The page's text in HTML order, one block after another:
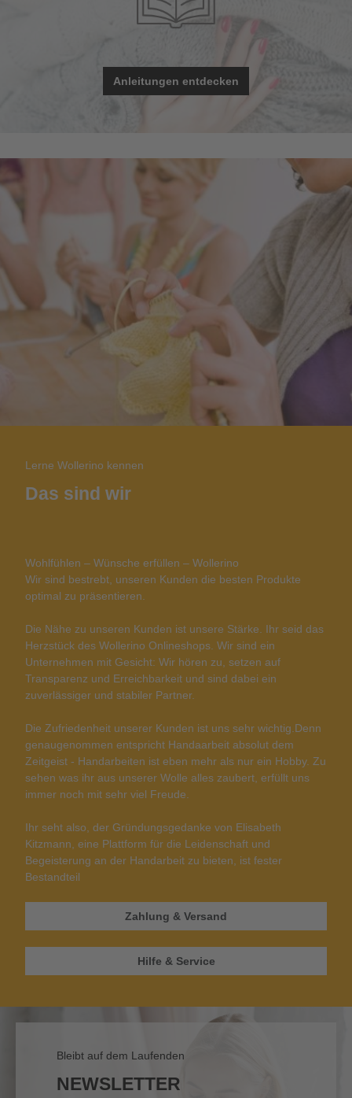
Anleitungen entdecken
Lerne Wollerino kennen
Das sind wir
Wohlfühlen – Wünsche erfüllen – Wollerino
Wir sind bestrebt, unseren Kunden die besten Produkte
optimal zu präsentieren.
Die Nähe zu unseren Kunden ist unsere Stärke. Ihr seid das
Herzstück des Wollerino Onlineshops. Wir sind ein
Unternehmen mit Gesicht: Wir hören zu, setzen auf
Transparenz und Erreichbarkeit und sind dabei ein
zuverlässiger und stabiler Partner.
Die Zufriedenheit unserer Kunden ist uns sehr wichtig. Denn
genaugenommen entspricht Handaarbeit absolut dem
Zeitgeist - Handarbeiten ist eben mehr als nur ein Hobby. Zu
sehen was ihr aus unserer Wolle alles zaubert, erfüllt uns
immer noch mit sehr viel Freude.
Ihr seht also, der Gründungsgedanke von Elisabeth
Kitzmann, eine Plattform für die Leidenschaft und
Begeisterung an der Handarbeit zu bieten, ist fester
Bestandteil
Zahlung & Versand
Hilfe & Service
Bleibt auf dem Laufenden
NEWSLETTER